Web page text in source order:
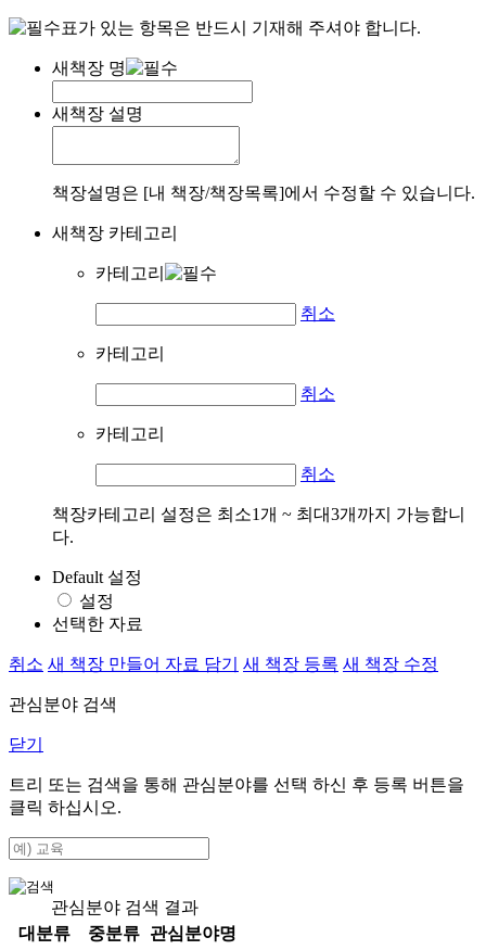
표가 있는 항목은 반드시 기재해 주셔야 합니다.
새책장 명
새책장 설명
책장설명은 [내 책장/책장목록]에서 수정할 수 있습니다.
새책장 카테고리
카테고리
취소
카테고리
취소
카테고리
취소
책장카테고리 설정은 최소1개 ~ 최대3개까지 가능합니
다.
Default 설정
설정
선택한 자료
취소 새 책장 만들어 자료 담기 새 책장 등록 새 책장 수정
관심분야 검색
닫기
트리 또는 검색을 통해 관심분야를 선택 하신 후 등록 버튼을
클릭 하십시오.
관심분야 검색 결과
대분류
중분류
관심분야명